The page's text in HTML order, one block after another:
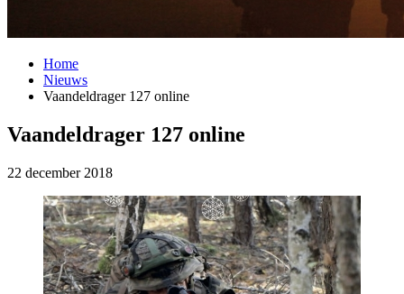
Home
Nieuws
Vaandeldrager 127 online
Vaandeldrager 127 online
22 december 2018